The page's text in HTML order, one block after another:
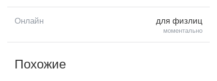
Онлайн для физлиц
моментально
Похожие